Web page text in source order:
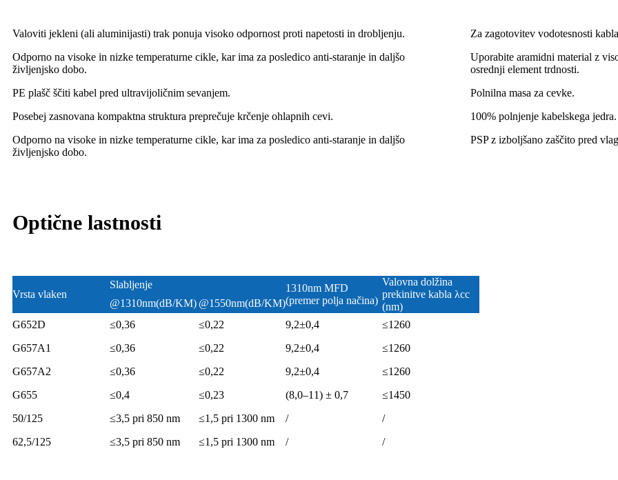
Valoviti jekleni (ali aluminijasti) trak ponuja visoko odpornost proti napetosti in drobljenju.
Odporno na visoke in nizke temperaturne cikle, kar ima za posledico anti-staranje in daljšo
življenjsko dobo.
PE plašč ščiti kabel pred ultravijoličnim sevanjem.
Posebej zasnovana kompaktna struktura preprečuje krčenje ohlapnih cevi.
Odporno na visoke in nizke temperaturne cikle, kar ima za posledico anti-staranje in daljšo
življenjsko dobo.
Za zagotovitev vodotesnosti
Uporabite aramidni material z
osrednji element trdnosti.
Polnilna masa za cevke.
100% polnjenje kabelskega jedra.
PSP z izboljšano zaščito pred
Optične lastnosti
Vrsta vlaken
Slabljenje
1310nm MFD
(premer polja načina)
Valovna dolžina
prekinitve kabla λcc
(nm)
@1310nm(dB/KM) @1550nm(dB/KM)
G652D
≤0,36 ≤0,22 9,2±0,4
≤1260
G657A1
≤0,36 ≤0,22 9,2±0,4
≤1260
G657A2
≤0,36 ≤0,22 9,2±0,4
≤1260
G655
≤0,4 ≤0,23 (8,0–11) ± 0,7
≤1450
50/125
≤3,5 pri 850 nm ≤1,5 pri 1300 nm /
/
62,5/125
≤3,5 pri 850 nm ≤1,5 pri 1300 nm / /